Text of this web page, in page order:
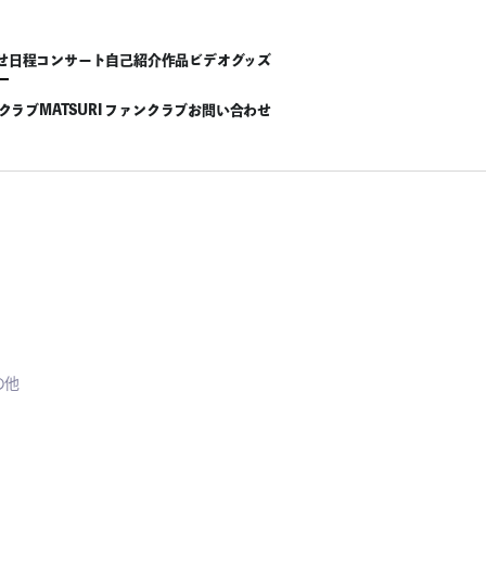
日程コンサート自己紹介作品ビデオグッズ
ラブMATSURI ファンクラブお問い合わせ
他